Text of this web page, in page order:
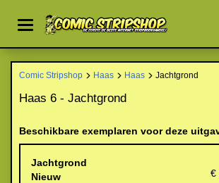
Comic Stripshop Haas Haas Jachtgrond
Haas 6 - Jachtgrond
Beschikbare exemplaren voor deze
Jachtgrond
Nieuw
€